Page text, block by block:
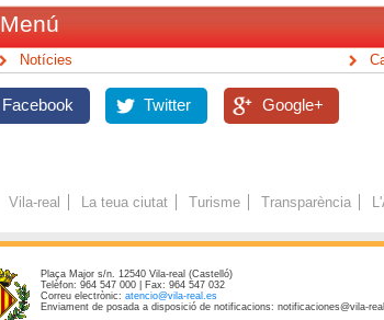
Menú
Notícies
Facebook Twitter Google+
Vila-real La teua ciutat Turisme Transparència
Plaça Major s/n. 12540 Vila-real (Castelló)
Telèfon: 964 547 000 | Fax: 964 547 032
Correu electrònic: atencio@vila-real.es
Enviament de posada a disposició de notificacions: notificaciones@vila-